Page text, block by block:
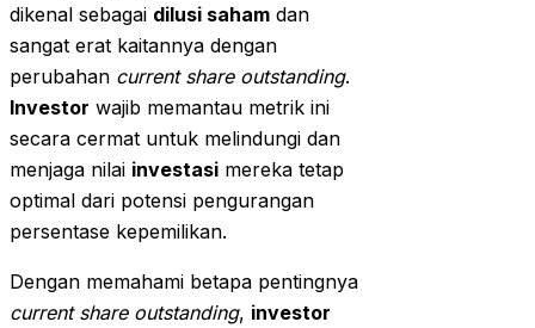
dikenal sebagai dilusi saham dan
sangat erat kaitannya dengan
perubahan current share outstanding.
Investor wajib memantau metrik ini
secara cermat untuk melindungi dan
menjaga nilai investasi mereka tetap
optimal dari potensi pengurangan
persentase kepemilikan.
Dengan memahami betapa pentingnya
current share outstanding, investor